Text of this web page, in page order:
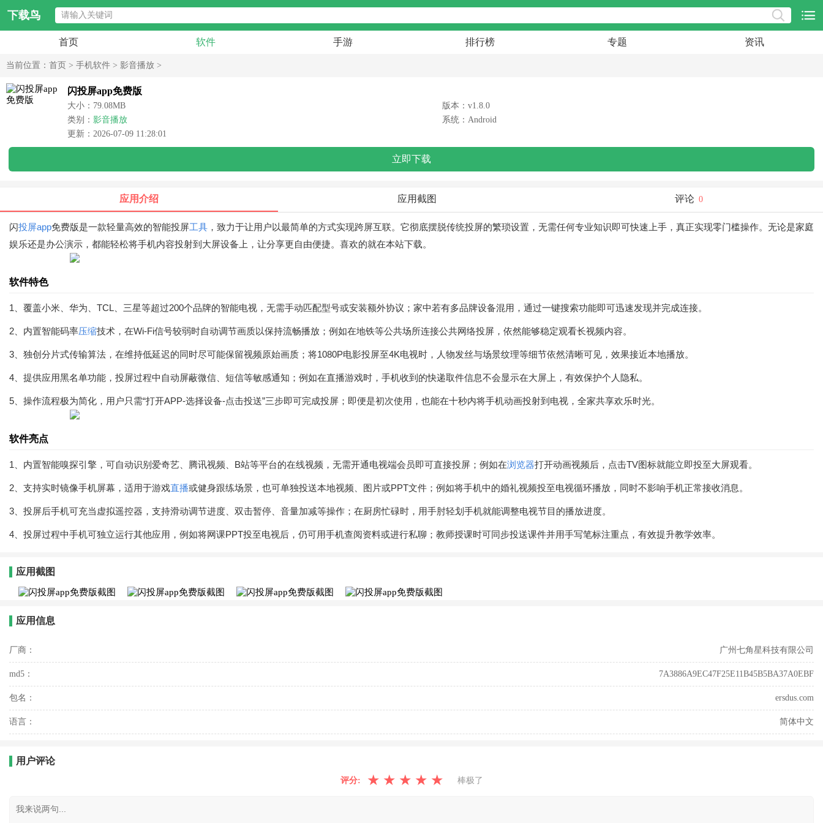
下载鸟
首页 软件 手游 排行榜 专题 资讯
当前位置： 首页 > 手机软件 > 影音播放 >
闪投屏app免费版
大小：79.08MB
版本：v1.8.0
类别： 影音播放
系统：Android
更新：2026-07-09 11:28:01
立即下载
应用介绍 应用截图 评论 0
闪投屏app免费版是一款轻量高效的智能投屏工具 ，致力于让用户以最简单的方式实现跨屏互联。它彻底摆脱传统投屏的繁琐设置，无需任何专业知识即可快速上手，真正实现零门槛操作。无论是家庭
娱乐还是办公演示，都能轻松将手机内容投射到大屏设备上，让分享更自由便捷。喜欢的就在本站下载。
软件特色
1、覆盖小米、华为、TCL、三星等超过200个品牌的智能电视，无需手动匹配型号或安装额外协议；家中若有多品牌设备混用，通过一键搜索功能即可迅速发现并完成连接。
2、内置智能码率压缩技术，在Wi-Fi信号较弱时自动调节画质以保持流畅播放；例如在地铁等公共场所连接公共网络投屏，依然能够稳定观看长视频内容。
3、独创分片式传输算法，在维持低延迟的同时尽可能保留视频原始画质；将1080P电影投屏至4K电视时，人物发丝与场景纹理等细节依然清晰可见，效果接近本地播放。
4、提供应用黑名单功能，投屏过程中自动屏蔽微信、短信等敏感通知；例如在直播游戏时，手机收到的快递取件信息不会显示在大屏上，有效保护个人隐私。
5、操作流程极为简化，用户只需“打开APP-选择设备-点击投送”三步即可完成投屏；即便是初次使用，也能在十秒内将手机动画投射到电视，全家共享欢乐时光。
软件亮点
1、内置智能嗅探引擎，可自动识别爱奇艺、腾讯视频、B站等平台的在线视频，无需开通电视端会员即可直接投屏；例如在浏览器打开动画视频后，点击TV图标就能立即投至大屏观看。
2、支持实时镜像手机屏幕，适用于游戏直播或健身跟练场景，也可单独投送本地视频、图片或PPT文件；例如将手机中的婚礼视频投至电视循环播放，同时不影响手机正常接收消息。
3、投屏后手机可充当虚拟遥控器，支持滑动调节进度、双击暂停、音量加减等操作；在厨房忙碌时，用手肘轻划手机就能调整电视节目的播放进度。
4、投屏过程中手机可独立运行其他应用，例如将网课PPT投至电视后，仍可用手机查阅资料或进行私聊；教师授课时可同步投送课件并用手写笔标注重点，有效提升教学效率。
应用截图
应用信息
厂商： 广州七角星科技有限公司
md5： 7A3886A9EC47F25E11B45B5BA37A0EBF
包名： ersdus.com
语言： 简体中文
用户评论
评分: ★ ★ ★ ★ ★ 棒极了